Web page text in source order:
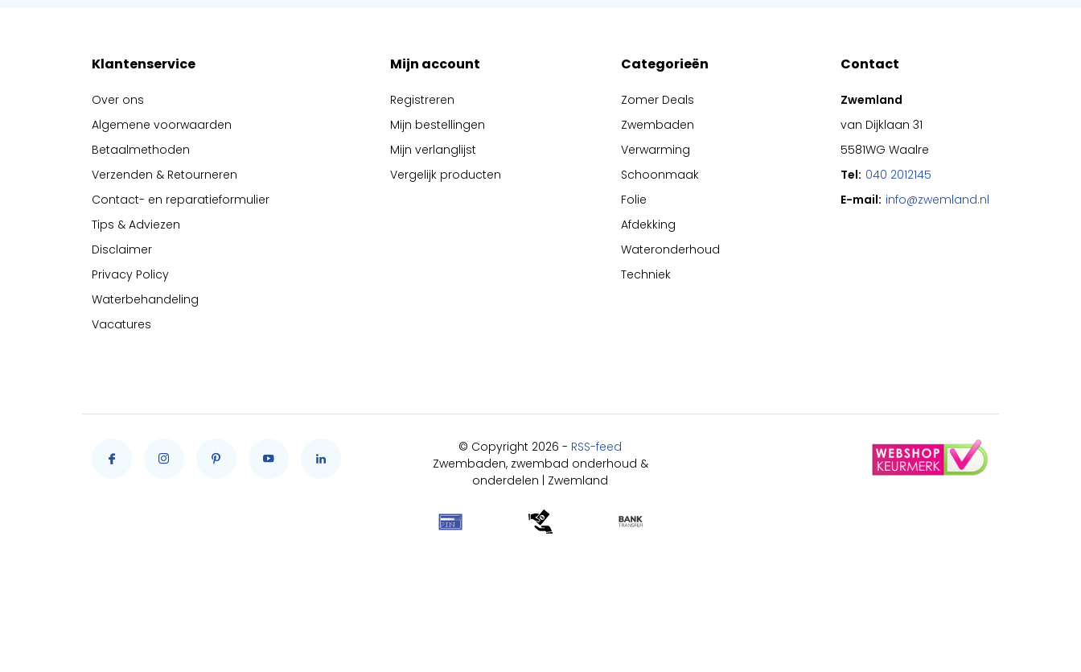
Klantenservice
Over ons
Algemene voorwaarden
Betaalmethoden
Verzenden & Retourneren
Contact- en reparatieformulier
Tips & Adviezen
Disclaimer
Privacy Policy
Waterbehandeling
Vacatures
Mijn account
Registreren
Mijn bestellingen
Mijn verlanglijst
Vergelijk producten
Categorieën
Zomer Deals
Zwembaden
Verwarming
Schoonmaak
Folie
Afdekking
Wateronderhoud
Techniek
Contact
Zwemland
van Dijklaan 31
5581WG Waalre
Tel: 040 2012145
E-mail: info@zwemland.nl
© Copyright 2026 - RSS-feed
Zwembaden, zwembad onderhoud &
onderdelen | Zwemland